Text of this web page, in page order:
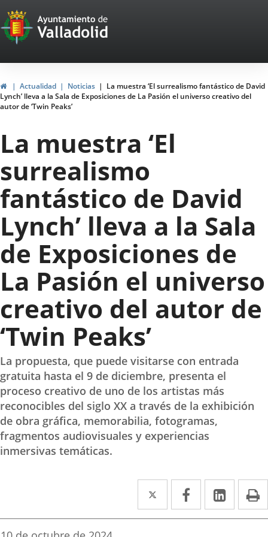
Portal
Web
del
Ayuntamiento
de
Valladolid
HomeActualidad Noticias
La muestra ‘El surrealismo fantástico de David
Lynch’ lleva a la Sala de Exposiciones de La Pasión el universo creativo del
autor de ‘Twin Peaks’
La muestra ‘El
surrealismo
fantástico de David
Lynch’ lleva a la Sala
de Exposiciones de
La Pasión el universo
creativo del autor de
‘Twin Peaks’
La propuesta, que puede visitarse con entrada
gratuita hasta el 9 de diciembre, presenta el
proceso creativo de uno de los artistas más
reconocibles del siglo XX a través de la exhibición
de obra gráfica, memorabilia, fotogramas,
fragmentos audiovisuales y experiencias
inmersivas temáticas.
Twitter
Enlace
a
Facebook
Enlace
a
Enlace
a
Fecha